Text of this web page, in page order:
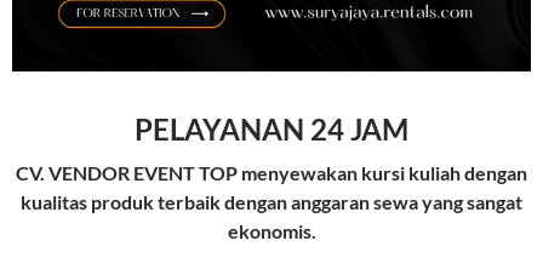
PELAYANAN 24 JAM
CV. VENDOR EVENT TOP menyewakan kursi kuliah dengan
kualitas produk terbaik dengan anggaran sewa yang sangat
ekonomis.